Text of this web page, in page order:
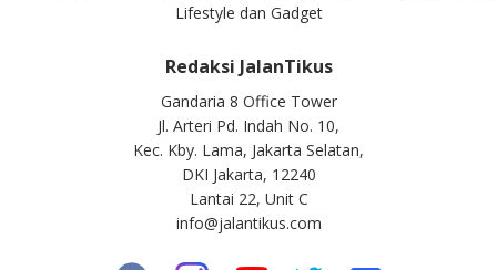
Lifestyle dan Gadget
Redaksi JalanTikus
Gandaria 8 Office Tower
Jl. Arteri Pd. Indah No. 10,
Kec. Kby. Lama, Jakarta Selatan,
DKI Jakarta, 12240
Lantai 22, Unit C
info@jalantikus.com